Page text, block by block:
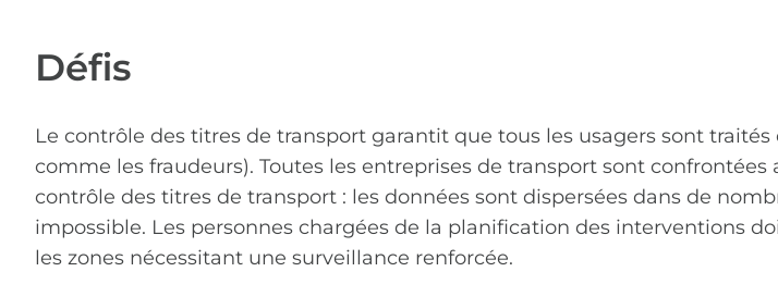
Défis
Le contrôle des titres de transport garantit que tous les usagers sont
comme les fraudeurs). Toutes les entreprises de transport sont
contrôle des titres de transport : les données sont dispersées dans de
impossible. Les personnes chargées de la planification des interventions
les zones nécessitant une surveillance renforcée.